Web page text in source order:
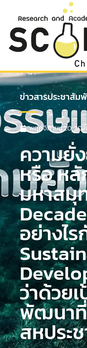
ข่าวสารประชาสัม
พฤศจิกายน 20, 2021
ความยั่
หรือ ห
มหาสมุ
อย่างไ
ว่าด้วย
พัฒนา
สหประ